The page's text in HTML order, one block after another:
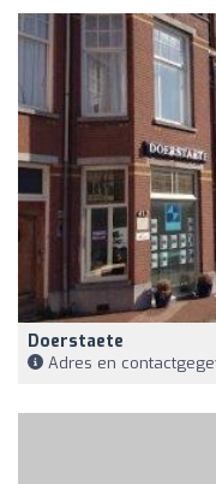
Doerstaete
Adres en